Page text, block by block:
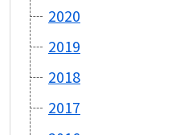
2020
2019
2018
2017